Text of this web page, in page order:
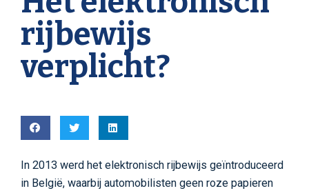
rijbewijs
verplicht?
In 2013 werd het elektronisch rijbewijs geïntroduceerd
in België, waarbij automobilisten geen roze papieren